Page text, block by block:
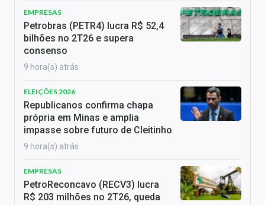
EMPRESAS
Petrobras (PETR4) lucra R$ 52,4
bilhões no 2T26 e supera
consenso
9 hora(s) atrás
ELEIÇÕES 2026
Republicanos confirma chapa
própria em Minas e amplia
impasse sobre futuro de Cleitinho
9 hora(s) atrás
EMPRESAS
PetroReconcavo (RECV3) lucra
R$ 203 milhões no 2T26, queda